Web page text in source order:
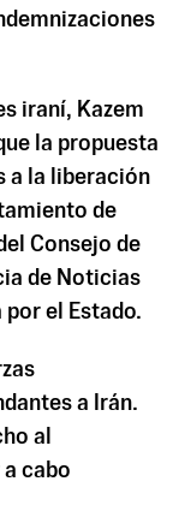
iraní, Kazem
la propuesta
a la liberación
de
Consejo de
de Noticias
el Estado.
a Irán.
al
cabo